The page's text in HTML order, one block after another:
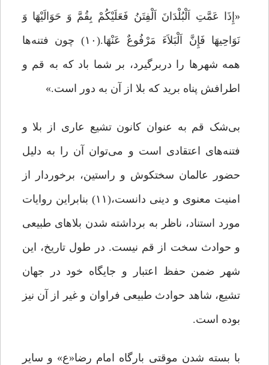
«إِذَا عَمَّتِ اَلْبُلْدَانَ اَلْفِتَنُ فَعَلَیْکُمْ بِقُمَّ وَ حَوَالَیْهَا وَ
نَوَاحِیهَا فَإِنَّ اَلْبَلاَءَ مَرْفُوعٌ عَنْهَا.(۱۰) چون فتنه‌ها
همه شهرها را دربرگیرد، بر شما باد که به قم و
اطرافش پناه برید که بلا از آن به دور است.»
بی‌شک قم به عنوان کانون تشیع عاری از بلا و
فتنه‌های اعتقادی است و می‌توان آن را به دلیل
حضور عالمان سختکوش و راستین، برخوردار از
امنیت معنوی و دینی دانست،(۱۱) بنابراین روایات
مورد استناد، ناظر به برداشته شدن بلاهای طبیعی
و حوادث سخت از قم نیست. در طول تاریخ، این
شهر ضمن حفظ اعتبار و جایگاه خود در جهان
تشیع، شاهد حوادث طبیعی فراوان و غیر از آن نیز
بوده است.
با بسته شدن موقتی بارگاه امام رضا«ع» و سایر